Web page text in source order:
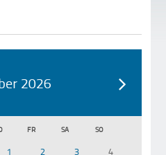
2026
FR SA SO
1 2 3
4